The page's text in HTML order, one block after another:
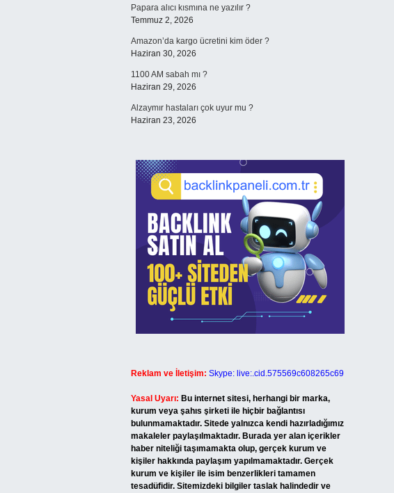
Papara alıcı kısmına ne yazılır ?
Temmuz 2, 2026
Amazon’da kargo ücretini kim öder ?
Haziran 30, 2026
1100 AM sabah mı ?
Haziran 29, 2026
Alzaymır hastaları çok uyur mu ?
Haziran 23, 2026
Reklam ve İletişim: Skype: live:.cid.575569c608265c69
Yasal Uyarı: Bu internet sitesi, herhangi bir marka,
kurum veya şahıs şirketi ile hiçbir bağlantısı
bulunmamaktadır. Sitede yalnızca kendi hazırladığımız
makaleler paylaşılmaktadır. Burada yer alan içerikler
haber niteliği taşımamakta olup, gerçek kurum ve
kişiler hakkında paylaşım yapılmamaktadır. Gerçek
kurum ve kişiler ile isim benzerlikleri tamamen
tesadüfidir. Sitemizdeki bilgiler taslak halindedir ve